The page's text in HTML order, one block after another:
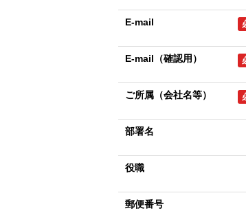
E-mail
E-mail（確認用）
ご所属（会社名等）
部署名
役職
郵便番号